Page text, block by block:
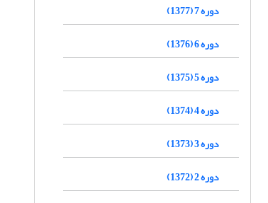
دوره 7 (1377)
دوره 6 (1376)
دوره 5 (1375)
دوره 4 (1374)
دوره 3 (1373)
دوره 2 (1372)